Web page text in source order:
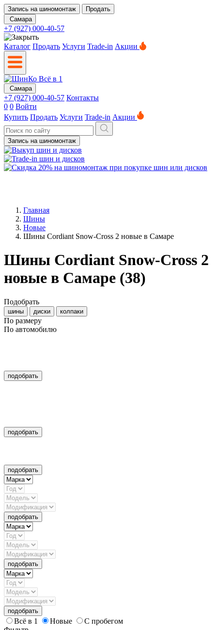
Запись на шиномонтаж
Продать
Самара
+7 (927) 000-40-57
Каталог Продать Услуги Trade-in Акции
Самара
+7 (927) 000-40-57 Контакты
0 0 Войти
Купить Продать Услуги Trade-in Акции
Запись на шиномонтаж
Главная
Шины
Новые
Шины Cordiant Snow-Cross 2 новые в Самаре
Шины Cordiant Snow-Cross 2
новые в Самаре (38)
Подобрать
шины диски колпаки
По размеру
По автомобилю
подобрать
подобрать
подобрать
подобрать
подобрать
подобрать
Всё в 1 Новые
С пробегом